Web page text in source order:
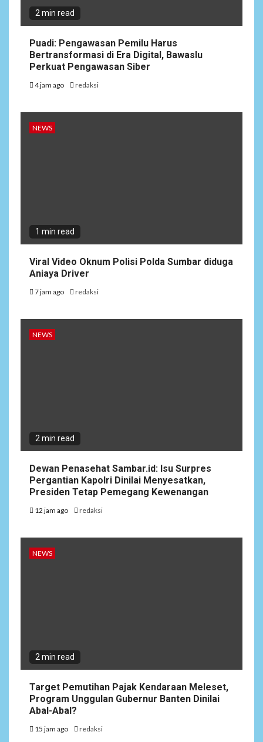
2 min read
Puadi: Pengawasan Pemilu Harus
Bertransformasi di Era Digital, Bawaslu
Perkuat Pengawasan Siber
4 jam ago redaksi
NEWS
1 min read
Viral Video Oknum Polisi Polda Sumbar diduga
Aniaya Driver
7 jam ago redaksi
NEWS
2 min read
Dewan Penasehat Sambar.id: Isu Surpres
Pergantian Kapolri Dinilai Menyesatkan,
Presiden Tetap Pemegang Kewenangan
12 jam ago redaksi
NEWS
2 min read
Target Pemutihan Pajak Kendaraan Meleset,
Program Unggulan Gubernur Banten Dinilai
Abal-Abal?
15 jam ago redaksi